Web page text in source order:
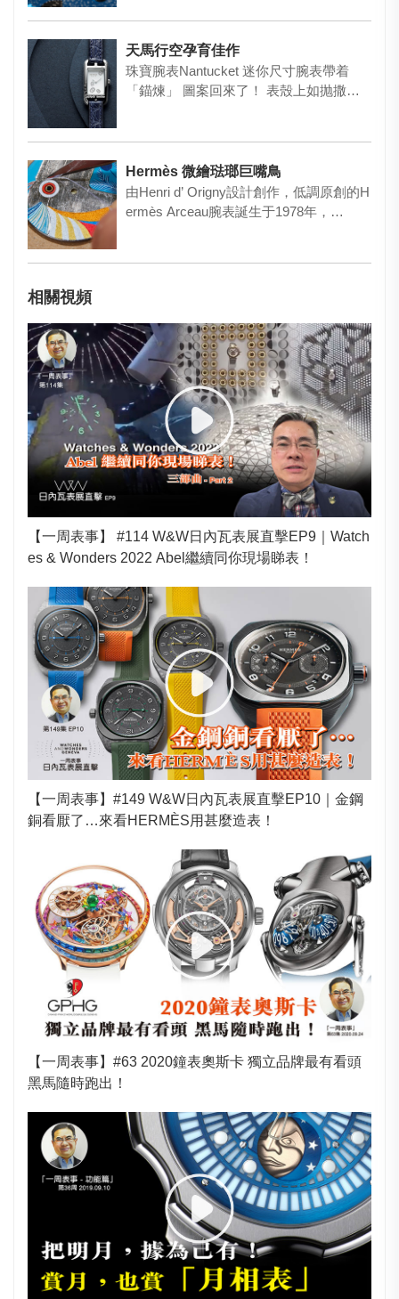
天馬行空孕育佳作
珠寶腕表Nantucket 迷你尺寸腕表帶着
「錨煉」 圖案回來了！ 表殼上如抛撒而
Hermès 微繪琺瑯巨嘴鳥
由Henri d’ Origny設計創作，低調原創的H
ermès Arceau腕表誕生于1978年，…
相關視頻
【一周表事】 #114 W&W日內瓦表展直擊EP9｜Watch
es & Wonders 2022 Abel繼續同你現場睇表！
【一周表事】#149 W&W日內瓦表展直擊EP10｜金鋼
銅看厭了…來看HERMÈS用甚麼造表！
【一周表事】#63 2020鐘表奧斯卡 獨立品牌最有看頭
黑馬隨時跑出！